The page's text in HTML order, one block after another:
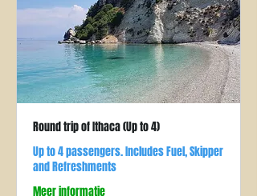
Round trip of Ithaca (Up to 4)
Up to 4 passengers. Includes Fuel, Skipper
and Refreshments
Meer informatie